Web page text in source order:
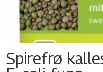
Spirefrø